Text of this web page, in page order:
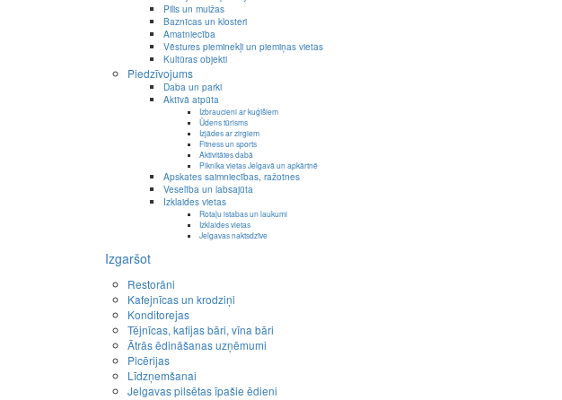
Pilis un muižas
Baznīcas un klosteri
Amatniecība
Vēstures pieminekļi un piemiņas vietas
Kultūras objekti
Piedzīvojums
Daba un parki
Aktīvā atpūta
Izbraucieni ar kuģīšiem
Ūdens tūrisms
Izjādes ar zirgiem
Fitness un sports
Aktivitātes dabā
Piknika vietas Jelgavā un apkārtnē
Apskates saimniecības, ražotnes
Veselība un labsajūta
Izklaides vietas
Rotaļu istabas un laukumi
Izklaides vietas
Jelgavas naktsdzīve
Izgaršot
Restorāni
Kafejnīcas un krodziņi
Konditorejas
Tējnīcas, kafijas bāri, vīna bāri
Ātrās ēdināšanas uzņēmumi
Picērijas
Līdzņemšanai
Jelgavas pilsētas īpašie ēdieni